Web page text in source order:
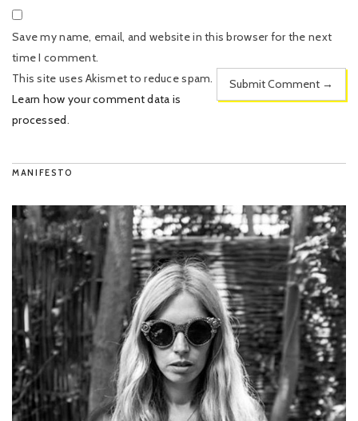
Save my name, email, and website in this browser for the next
time I comment.
This site uses Akismet to reduce spam.
Learn how your comment data is
processed.
MANIFESTO